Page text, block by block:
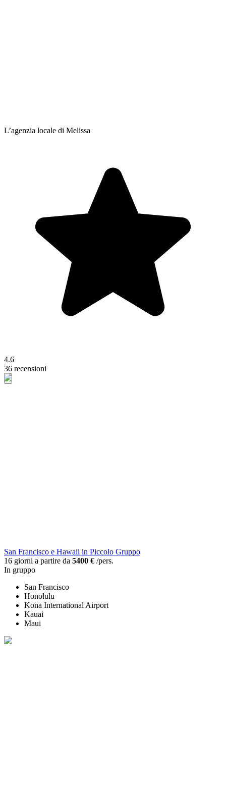
L’agenzia locale di Melissa
4.6
36 recensioni
San Francisco e Hawaii in Piccolo Gruppo
16 giorni a partire da 5400 € /pers.
In gruppo
San Francisco
Honolulu
Kona International Airport
Kauai
Maui